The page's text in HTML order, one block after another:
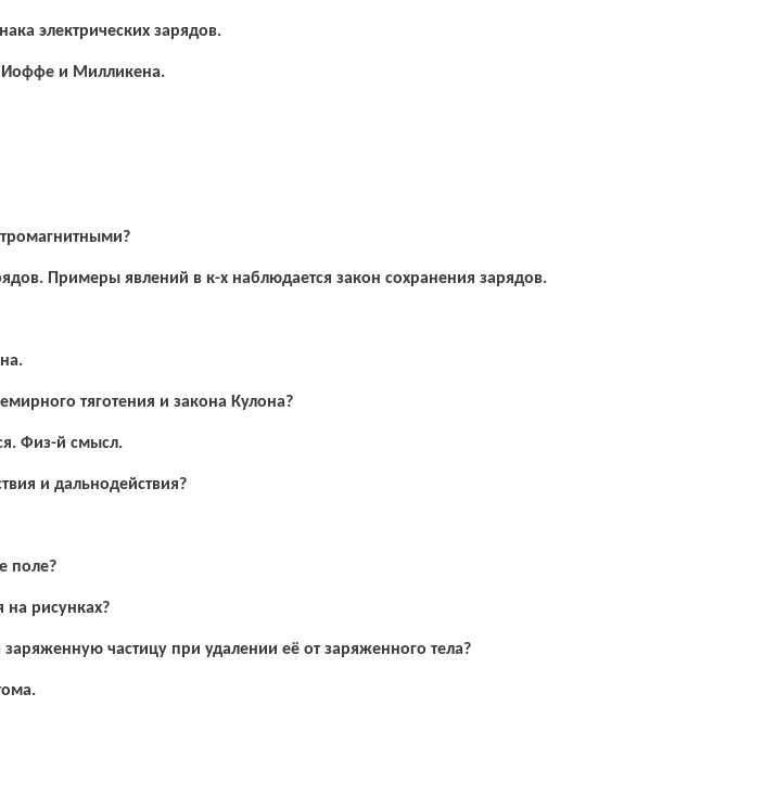
электрических зарядов.
Иоффе и Милликена.
Примеры явлений в к-х наблюдается закон сохранения зарядов.
тяготения и закона Кулона?
Физ-й смысл.
и дальнодействия?
поле?
на рисунках?
частицу при удалении её от заряженного тела?